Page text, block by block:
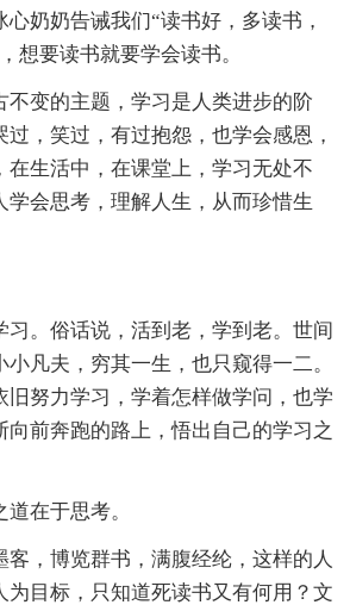
奶奶告诫我们“读书好，多读书，
想要读书就要学会读书。
变的主题，学习是人类进步的阶
，笑过，有过抱怨，也学会感恩，
在生活中，在课堂上，学习无处不
学会思考，理解人生，从而珍惜生
。俗话说，活到老，学到老。世间
凡夫，穷其一生，也只窥得一二。
旧努力学习，学着怎样做学问，也学
向前奔跑的路上，悟出自己的学习之
在于思考。
，博览群书，满腹经纶，这样的人
为目标，只知道死读书又有何用？文